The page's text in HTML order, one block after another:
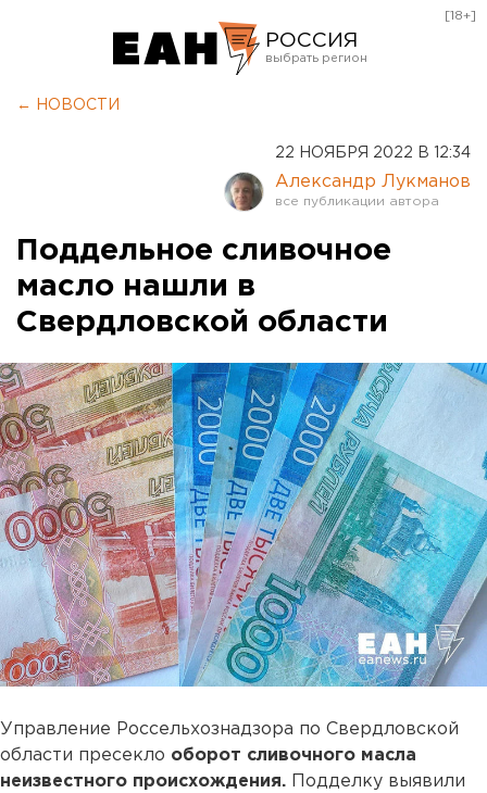
РОССИЯ
Оренбург
[18+]
← НОВОСТИ
22 НОЯБРЯ 2022 В 12:34
Александр Лукманов
Поддельное сливочное
масло нашли в
Свердловской области
Управление Россельхознадзора по Свердловской
области пресекло оборот сливочного масла
неизвестного происхождения. Подделку выявили